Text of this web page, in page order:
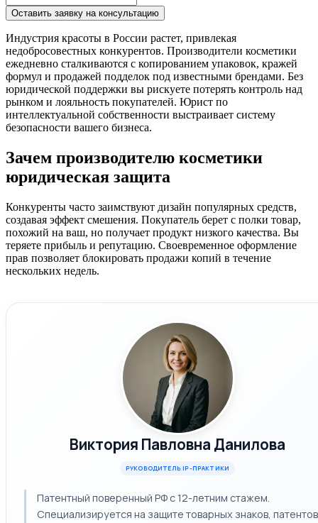
Оставить заявку на консультацию
Индустрия красоты в России растет, привлекая
недобросовестных конкурентов. Производители косметики
ежедневно сталкиваются с копированием упаковок, кражей
формул и продажей подделок под известными брендами. Без
юридической поддержки вы рискуете потерять контроль над
рынком и лояльность покупателей. Юрист по
интеллектуальной собственности выстраивает систему
безопасности вашего бизнеса.
Зачем производителю косметики
юридическая защита
Конкуренты часто заимствуют дизайн популярных средств,
создавая эффект смешения. Покупатель берет с полки товар,
похожий на ваш, но получает продукт низкого качества. Вы
теряете прибыль и репутацию. Своевременное оформление
прав позволяет блокировать продажи копий в течение
нескольких недель.
Виктория Павловна Данилова
РУКОВОДИТЕЛЬ IP-ПРАКТИКИ
Патентный поверенный РФ с 12-летним стажем.
Специализируется на защите товарных знаков,